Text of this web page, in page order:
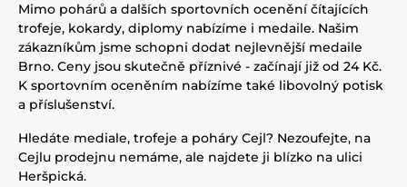
Mimo pohárů a dalších sportovních ocenění čítajících
trofeje, kokardy, diplomy nabízíme i medaile. Našim
zákazníkům jsme schopni dodat nejlevnější medaile
Brno. Ceny jsou skutečně příznivé - začínají již od 24 Kč.
K sportovním oceněním nabízíme také libovolný potisk
a příslušenství.
Hledáte mediale, trofeje a poháry Cejl? Nezoufejte, na
Cejlu prodejnu nemáme, ale najdete ji blízko na ulici
Heršpická.